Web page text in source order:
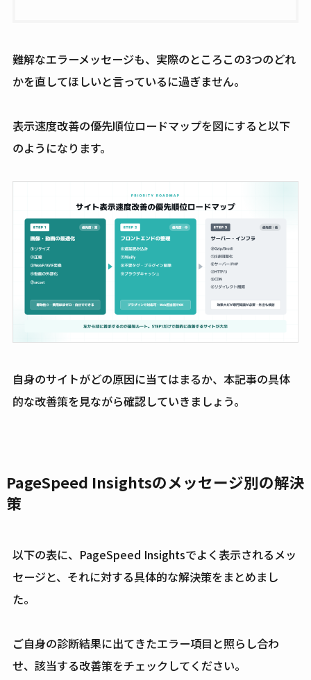
難解なエラーメッセージも、実際のところこの3つのどれ
かを直してほしいと言っているに過ぎません。
表示速度改善の優先順位ロードマップを図にすると以下
のようになります。
自身のサイトがどの原因に当てはまるか、本記事の具体
的な改善策を見ながら確認していきましょう。
PageSpeed Insightsのメッセージ別の解決
策
以下の表に、PageSpeed Insightsでよく表示されるメッ
セージと、それに対する具体的な解決策をまとめまし
た。
ご自身の診断結果に出てきたエラー項目と照らし合わ
せ、該当する改善策をチェックしてください。